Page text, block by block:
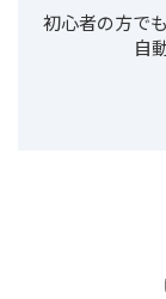
初心者の方で
自